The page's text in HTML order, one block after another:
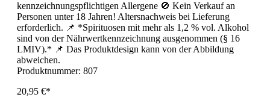
kennzeichnungspflichtigen Allergene 🚫 Kein Verkauf an
Personen unter 18 Jahren! Altersnachweis bei Lieferung
erforderlich. 📌 *Spirituosen mit mehr als 1,2 % vol. Alkohol
sind von der Nährwertkennzeichnung ausgenommen (§ 16
LMIV).* 📌 Das Produktdesign kann von der Abbildung
abweichen.
Produktnummer: 807
20,95 €*